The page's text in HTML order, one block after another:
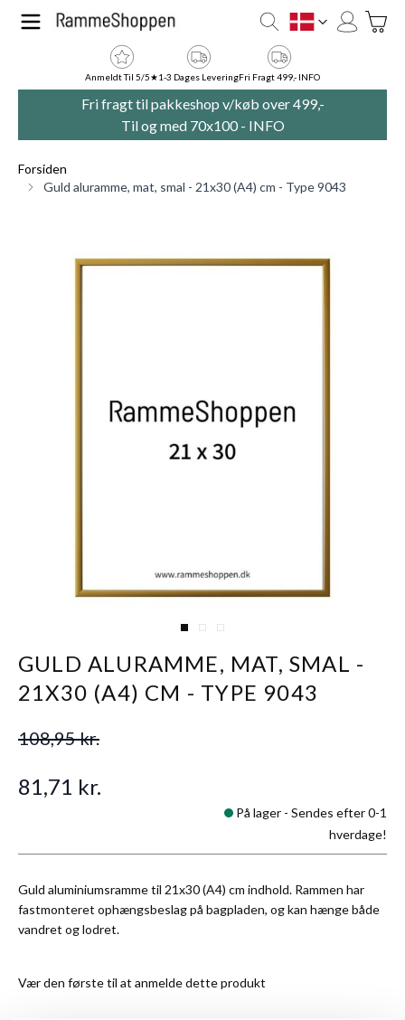
Skip to Content
DK
Anmeldt Til 5/5★1-3 Dages LeveringFri Fragt 499,- INFO
Fri fragt til pakkeshop v/køb over 499,-
Til og med 70x100 - INFO
Forsiden
Guld aluramme, mat, smal - 21x30 (A4) cm - Type 9043
View larger image
View larger image
View larger image
GULD ALURAMME, MAT, SMAL -
21X30 (A4) CM - TYPE 9043
Guld aluminiumsramme til 21x30 (A4) cm indhold. Rammen har
fastmonteret ophængsbeslag på bagpladen, og kan hænge både
vandret og lodret.
Vær den første til at anmelde dette produkt
108,95 kr.
81,71 kr.
På lager - Sendes efter 0-1
hverdage!